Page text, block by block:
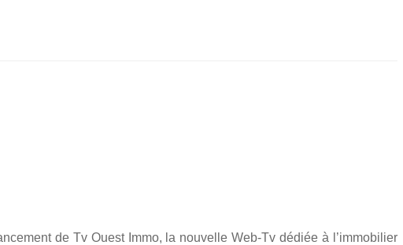
de Tv Ouest Immo, la nouvelle Web-Tv dédiée à l’immobilier